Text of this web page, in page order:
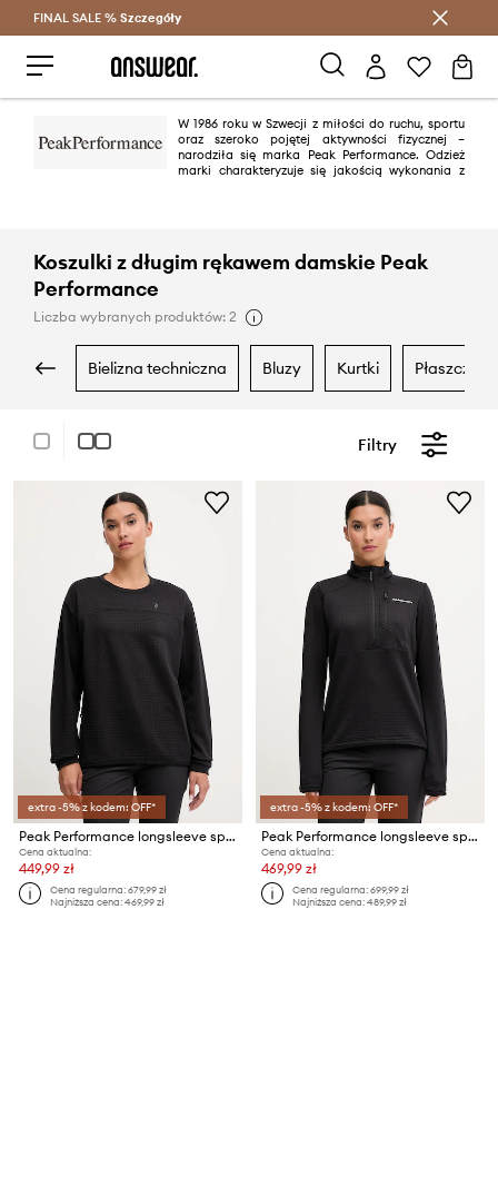
Oszczędzaj z Answear Club >
FINAL SALE % Szczegóły
W 1986 roku w Szwecji z miłości do ruchu, sportu
oraz szeroko pojętej aktywności fizycznej –
narodziła się marka Peak Performance. Odzież
marki charakteryzuje się jakością wykonania z
Koszulki z długim rękawem damskie Peak
Performance
Liczba wybranych produktów: 2
bielizna techniczna bluzy kurtki płaszcze
Filtry
extra -5% z kodem: OFF*
Peak Performance longsleeve sportowy Trail
Cena aktualna:
449,99 zł
Cena regularna:679,99 zł
Najniższa cena:469,99 zł
extra -5% z kodem: OFF*
Peak Performance longsleeve sportowy Trail
Cena aktualna:
469,99 zł
Cena regularna:699,99 zł
Najniższa cena:489,99 zł